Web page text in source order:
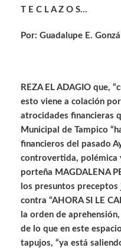
T E C L A Z O S…
Por: Guadalupe E.
REZA EL ADAGIO que,
esto viene a colación
atrocidades financieras
Municipal de Tampico
financieros del pasado
controvertida, polémica
porteña MAGDALENA
los presuntos
contra “AHORA SI LE
la orden de
de lo que en este
tapujos, “ya está